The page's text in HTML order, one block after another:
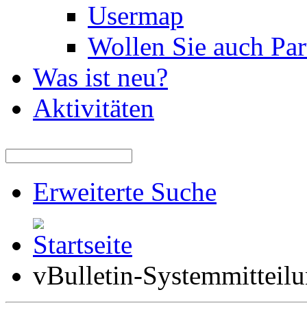
Usermap
Wollen Sie auch
Was ist neu?
Aktivitäten
Erweiterte Suche
vBulletin-